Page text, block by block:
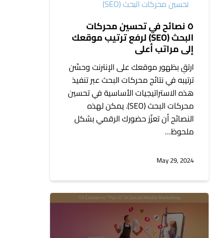
موقعك
مراتب
تحسين محركات البحث (SEO)
٥ نصائح في تحسين محركات
البحث (SEO) لرفع ترتيب موقعك
إلى مراتب أعلى
ارتقِ بظهور موقعك على الإنترنت وحسِّن
ترتيبه في نتائج محركات البحث عبر تنفيذ
هذه الاستراتيجيات الأساسية في تحسين
محركات البحث (SEO). يمكن لهذه
النصائح أن تعزّز حضورك الرقمي بشكل
ملحوظ…
May 29, 2024
١٣
للاستثمار